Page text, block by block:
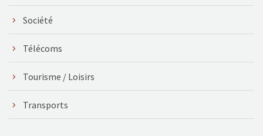
Société
Télécoms
Tourisme / Loisirs
Transports